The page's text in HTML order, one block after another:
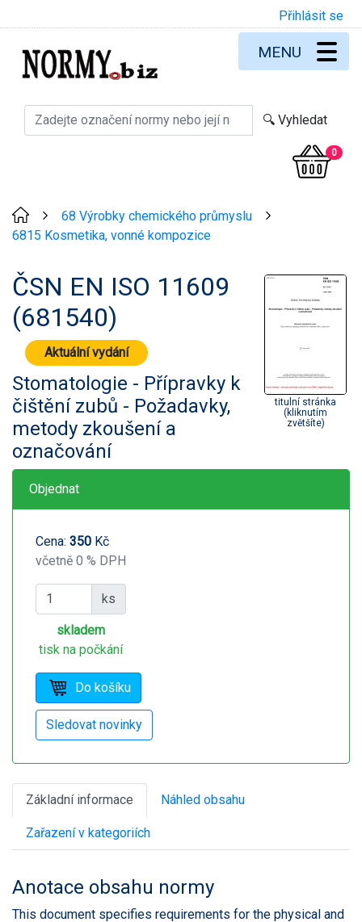
Přihlásit se
0
MENU
68 Výrobky chemického průmyslu
6815 Kosmetika, vonné kompozice
ČSN EN ISO 11609
(681540)
Aktuální vydání
Stomatologie - Přípravky k
čištění zubů - Požadavky,
metody zkoušení a
označování
titulní stránka
(kliknutím
zvětšíte)
Objednat
Cena: 350 Kč
včetně 0 % DPH
ks
skladem
tisk na počkání
Základní informace Náhled obsahu
Zařazení v kategoriích
Anotace obsahu normy
This document specifies requirements for the physical and